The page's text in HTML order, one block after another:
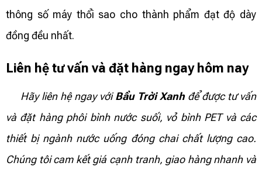
thông số máy thổi sao cho thành phẩm đạt độ dày
đồng đều nhất.
Liên hệ tư vấn và đặt hàng ngay hôm nay
Hãy liên hệ ngay vớiBầu Trời Xanhđể được tư vấn
và đặt hàng phôi bình nước suối, vỏ bình PET và các
thiết bị ngành nước uống đóng chai chất lượng cao.
Chúng tôi cam kết giá cạnh tranh, giao hàng nhanh và